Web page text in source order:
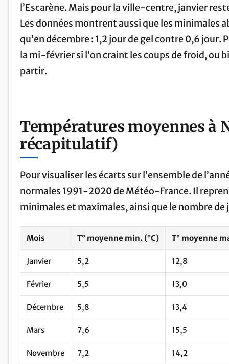
l’Escarène. Mais pour la ville-centre, janvier
Les données montrent aussi que les minimales
qu’en décembre : 1,2 jour de gel contre 0,6
la mi-février si l’on craint les coups de froid, ou
partir.
Températures moyennes à
récapitulatif)
Pour visualiser les écarts sur l’ensemble de
normales 1991-2020 de Météo-France. Il
minimales et maximales, ainsi que le nombre
Mois T° moyenne min. (°C) T° moyenne
Janvier 5,2 12,8
Février 5,5 13,0
Décembre 5,8 13,4
Mars 7,6 15,5
Novembre 7,2 14,2